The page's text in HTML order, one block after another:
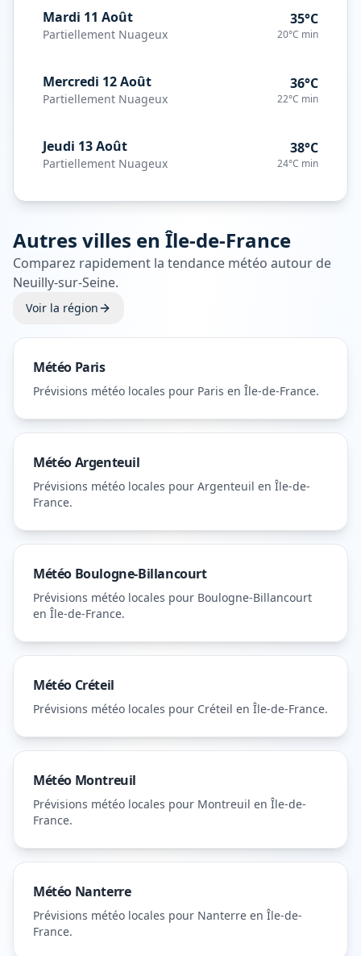
Mardi 11 Août
Partiellement Nuageux
35°C
20°C min
Mercredi 12 Août
Partiellement Nuageux
36°C
22°C min
Jeudi 13 Août
Partiellement Nuageux
38°C
24°C min
Autres villes enÎle-de-France
Comparez rapidement la tendance météo autour de
Neuilly-sur-Seine.
Voir la région
Météo Paris
Prévisions météo locales pour Paris en Île-de-France.
MétéoArgenteuil
Prévisions météo locales pour Argenteuil en Île-de-
France.
Météo Boulogne-Billancourt
Prévisions météo locales pour Boulogne-Billancourt
en Île-de-France.
Météo Créteil
Prévisions météo locales pour Créteil en Île-de-France.
Météo Montreuil
Prévisions météo locales pour Montreuil en Île-de-
France.
Météo Nanterre
Prévisions météo locales pour Nanterre en Île-de-
France.